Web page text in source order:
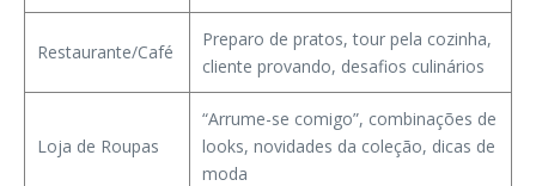
Restaurante/Café
Preparo de pratos, tour pela cozinha,
cliente provando, desafios culinários
Loja de Roupas
“Arrume-se comigo”, combinações de
looks, novidades da coleção, dicas de
moda